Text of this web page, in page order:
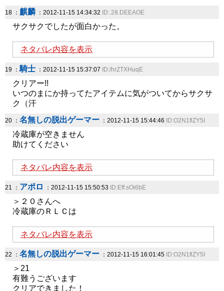
18 ： 麒麟 ：2012-11-15 14:34:32 ID:.28.DEEAOE
サクサクでしたが面白かった。
ネタバレ内容を表示
19 ：騎士 ：2012-11-15 15:37:07 ID:/hrZTXHuqE
クリアー!!
いつのまにか持ってたアイテムに気がついてからサクサ
ク（汗
20 ： 名無しの脱出ゲーマー ：2012-11-15 15:44:46 ID:O2N1flZY5I
冷蔵庫が空きません
助けてください
ネタバレ内容を表示
21 ： アポロ ：2012-11-15 15:50:53 ID:Eff.sOi6bE
＞２０さんへ
冷蔵庫のＲＬＣは
ネタバレ内容を表示
22 ： 名無しの脱出ゲーマー ：2012-11-15 16:01:45 ID:O2N1flZY5I
＞21
有難うございます
クリアできました！